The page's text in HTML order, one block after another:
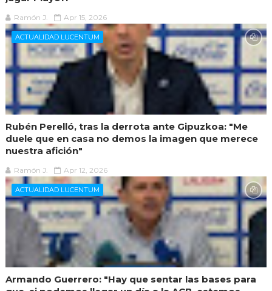
Ramón J. Apr 15, 2026
ACTUALIDAD LUCENTUM
Rubén Perelló, tras la derrota ante Gipuzkoa: "Me
duele que en casa no demos la imagen que merece
nuestra afición"
Ramón J. Apr 12, 2026
ACTUALIDAD LUCENTUM
Armando Guerrero: "Hay que sentar las bases para